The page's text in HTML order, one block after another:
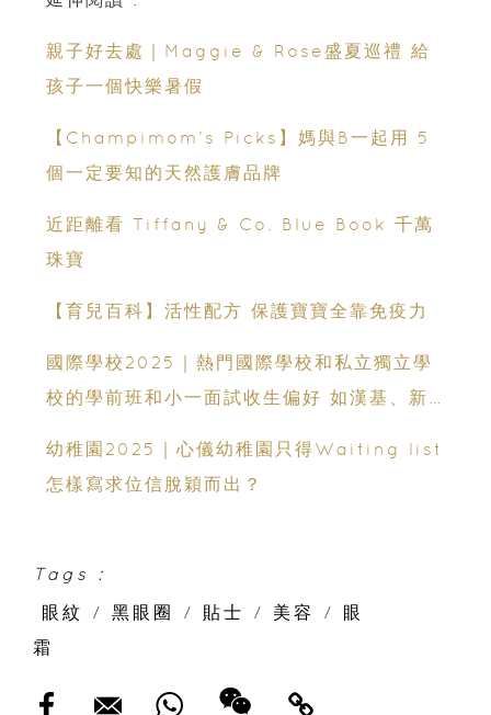
親子好去處｜Maggie & Rose盛夏巡禮 給
孩子一個快樂暑假
【Champimom’s Picks】媽與B一起用 5
個一定要知的天然護膚品牌
近距離看 Tiffany & Co. Blue Book 千萬
珠寶
【育兒百科】活性配方 保護寶寶全靠免疫力
國際學校2025｜熱門國際學校和私立獨立學
校的學前班和小一面試收生偏好 如漢基、新
幼稚園2025｜心儀幼稚園只得Waiting list
怎樣寫求位信脫穎而出？
Tags :
眼紋
/ 黑眼圈 / 貼士 / 美容 /
眼
霜